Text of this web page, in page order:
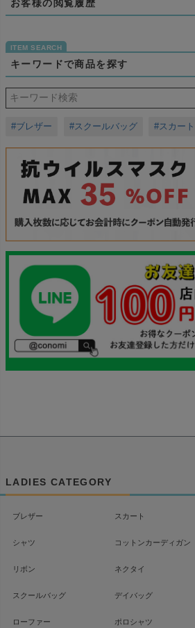
お客様の閲覧履歴
キーワードで商品を探す
#ブレザー #スクールバッグ #スカート
LADIES CATEGORY
ブレザー スカート
シャツ コットンカーディガン
リボン ネクタイ
スクールバッグ デイバッグ
ローファー ポロシャツ